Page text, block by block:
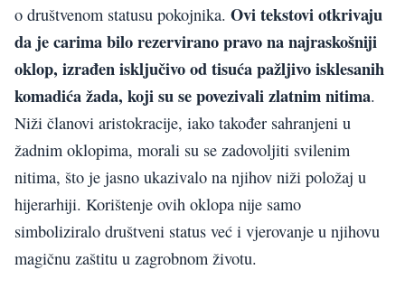
o društvenom statusu pokojnika. Ovi tekstovi otkrivaju
da je carima bilo rezervirano pravo na najraskošniji
oklop, izrađen isključivo od tisuća pažljivo isklesanih
komadića žada, koji su se povezivali zlatnim nitima.
Niži članovi aristokracije, iako također sahranjeni u
žadnim oklopima, morali su se zadovoljiti svilenim
nitima, što je jasno ukazivalo na njihov niži položaj u
hijerarhiji. Korištenje ovih oklopa nije samo
simboliziralo društveni status već i vjerovanje u njihovu
magičnu zaštitu u zagrobnom životu.